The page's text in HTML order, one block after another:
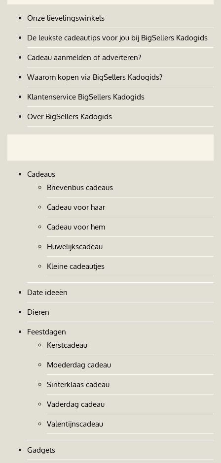
Onze lievelingswinkels
De leukste cadeautips voor jou bij BigSellers Kadogids
Cadeau aanmelden of adverteren?
Waarom kopen via BigSellers Kadogids?
Klantenservice BigSellers Kadogids
Over BigSellers Kadogids
Cadeaus
Brievenbus cadeaus
Cadeau voor haar
Cadeau voor hem
Huwelijkscadeau
Kleine cadeautjes
Date ideeën
Dieren
Feestdagen
Kerstcadeau
Moederdag cadeau
Sinterklaas cadeau
Vaderdag cadeau
Valentijnscadeau
Gadgets